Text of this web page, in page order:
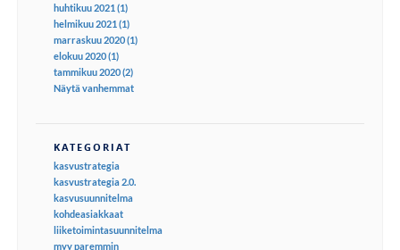
huhtikuu 2021 (1)
helmikuu 2021 (1)
marraskuu 2020 (1)
elokuu 2020 (1)
tammikuu 2020 (2)
Näytä vanhemmat
KATEGORIAT
kasvustrategia
kasvustrategia 2.0.
kasvusuunnitelma
kohdeasiakkaat
liiketoimintasuunnitelma
myy paremmin